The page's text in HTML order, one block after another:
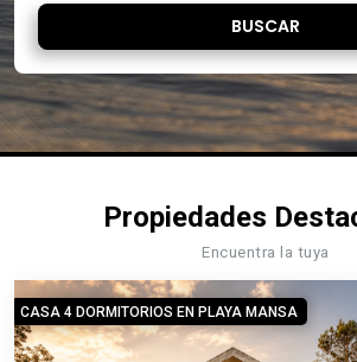
BUSCAR
Propiedades
Encuentra la tuya
CASA 4 DORMITORIOS EN PLAYA MANSA